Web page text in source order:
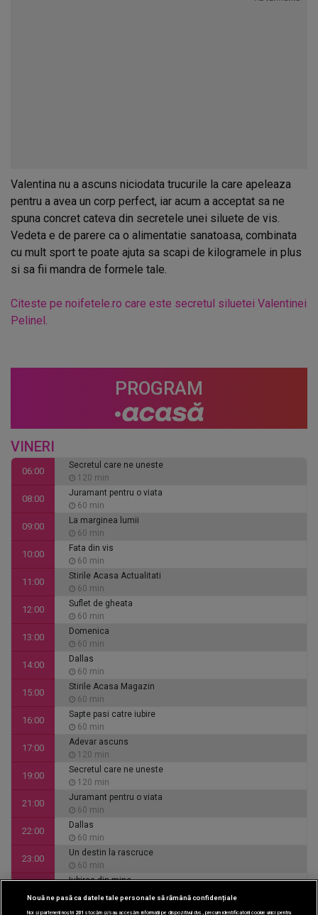
Valentina nu a ascuns niciodata trucurile la care apeleaza
pentru a avea un corp perfect, iar acum a acceptat sa ne
spuna concret cateva din secretele unei siluete de vis.
Vedeta e de parere ca o alimentatie sanatoasa, combinata
cu mult sport te poate ajuta sa scapi de kilogramele in plus
si sa fii mandra de formele tale.
Citeste pe noifetele.ro care este secretul siluetei Valentinei
Pelinel.
PROGRAM
VINERI
06:00
Secretul care ne uneste
120 min
08:00
Juramant pentru o viata
60 min
09:00
La marginea lumii
60 min
10:00
Fata din vis
60 min
11:00
Stirile Acasa Actualitati
60 min
12:00
Suflet de gheata
60 min
13:00
Domenica
60 min
14:00
Dallas
60 min
15:00
Stirile Acasa Magazin
60 min
16:00
Sapte pasi catre iubire
60 min
17:00
Adevar ascuns
120 min
19:00
Secretul care ne uneste
120 min
21:00
Juramant pentru o viata
60 min
22:00
Dallas
60 min
23:00
Un destin la rascruce
60 min
Iubirea din mine
60 min
Inimi de cenusa
CINEMA
Nouă ne pasă ca datele tale personale să rămână confidențiale
Noi și partenerii noștri 201 stocăm și/sau accesăm informații pe dispozitivul dvs., precum identificatorii cookie unici pentru